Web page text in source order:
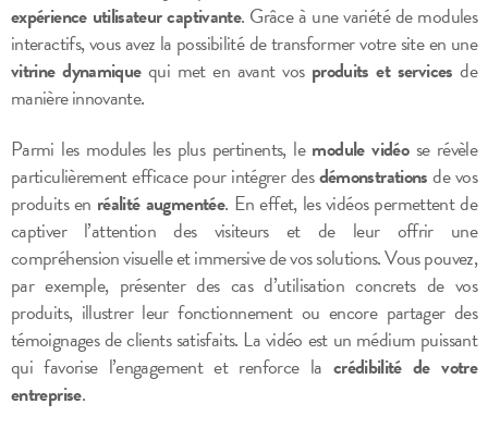
expérience utilisateur captivante. Grâce à une variété de modules
interactifs, vous avez la possibilité de transformer votre site en une
vitrine dynamiquequi met en avant vos produits et services de
manière innovante.
Parmi les modules les plus pertinents, le module vidéose révèle
particulièrement efficace pour intégrer desdémonstrationsde vos
produits en réalité augmentée. En effet, les vidéos permettent de
captiver l’attention des visiteurs et de leur offrir une
compréhension visuelle et immersive de vos solutions. Vous pouvez,
par exemple, présenter des cas d’utilisation concrets de vos
produits, illustrer leur fonctionnement ou encore partager des
témoignages de clients satisfaits. La vidéo est un médium puissant
qui favorise l’engagement et renforce la crédibilité de votre
entreprise.